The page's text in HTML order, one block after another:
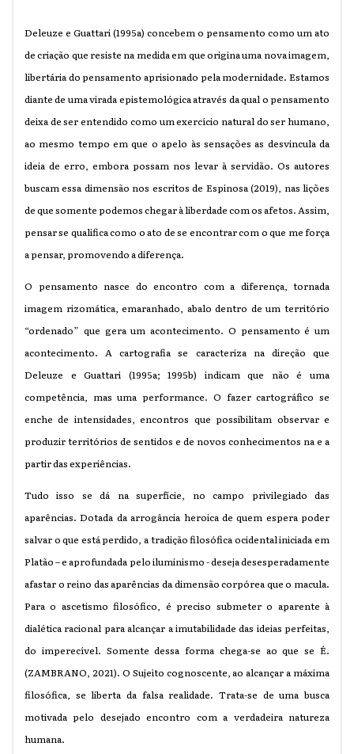
Deleuze e Guattari (1995a) concebem o pensamento como um ato
de criação que resiste na medida em que origina uma nova imagem,
libertária do pensamento aprisionado pela modernidade. Estamos
diante de uma virada epistemológica através da qual o pensamento
deixa de ser entendido como um exercício natural do ser humano,
ao mesmo tempo em que o apelo às sensações as desvincula da
ideia de erro, embora possam nos levar à servidão. Os autores
buscam essa dimensão nos escritos de Espinosa (2019), nas lições
de que somente podemos chegar à liberdade com os afetos. Assim,
pensar se qualifica como o ato de se encontrar com o que me força
a pensar, promovendo a diferença.
O pensamento nasce do encontro com a diferença, tornada
imagem rizomática, emaranhado, abalo dentro de um território
“ordenado” que gera um acontecimento. O pensamento é um
acontecimento. A cartografia se caracteriza na direção que
Deleuze e Guattari (1995a; 1995b) indicam que não é uma
competência, mas uma performance. O fazer cartográfico se
enche de intensidades, encontros que possibilitam observar e
produzir territórios de sentidos e de novos conhecimentos na e a
partir das experiências.
Tudo isso se dá na superfície, no campo privilegiado das
aparências. Dotada da arrogância heroica de quem espera poder
salvar o que está perdido, a tradição filosófica ocidental iniciada em
Platão – e aprofundada pelo iluminismo - deseja desesperadamente
afastar o reino das aparências da dimensão corpórea que o macula.
Para o ascetismo filosófico, é preciso submeter o aparente à
dialética racional para alcançar a imutabilidade das ideias perfeitas,
do imperecível. Somente dessa forma chega-se ao que se É.
(ZAMBRANO, 2021). O Sujeito cognoscente, ao alcançar a máxima
filosófica, se liberta da falsa realidade. Trata-se de uma busca
motivada pelo desejado encontro com a verdadeira natureza
humana.